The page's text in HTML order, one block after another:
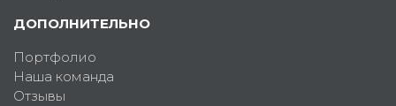
ДОПОЛНИТЕЛЬНО
Портфолио
Наша команда
Отзывы